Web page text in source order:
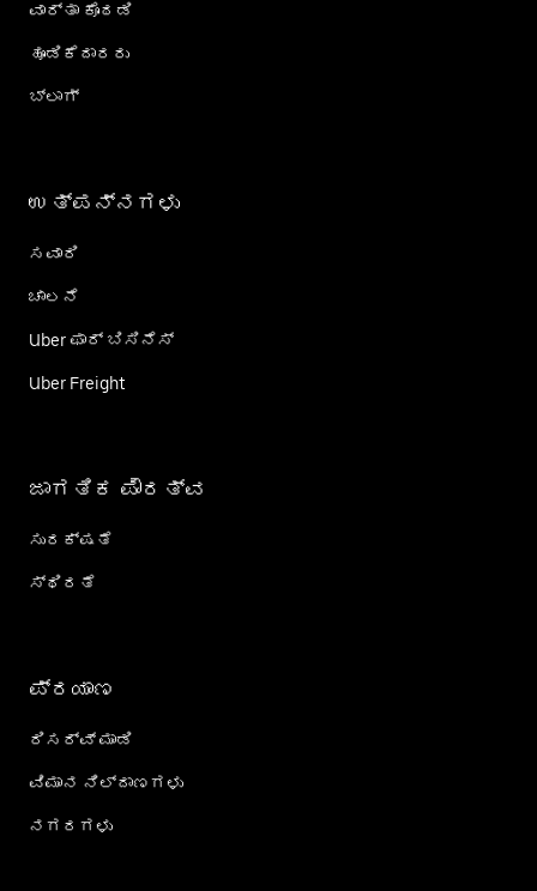
ವಾರ್ತಾ ಕೊಠಡಿ
ಹೂಡಿಕೆದಾರರು
ಬ್ಲಾಗ್
ಉತ್ಪನ್ನಗಳು
ಸವಾರಿ
ಚಾಲನೆ
Uber ಫಾರ್ ಬಿಸಿನೆಸ್
Uber Freight
ಜಾಗತಿಕ ಪೌರತ್ವ
ಸುರಕ್ಷತೆ
ಸ್ಥಿರತೆ
ಪ್ರಯಾಣ
ರಿಸರ್ವ್ ಮಾಡಿ
ವಿಮಾನ ನಿಲ್ದಾಣಗಳು
ನಗರಗಳು